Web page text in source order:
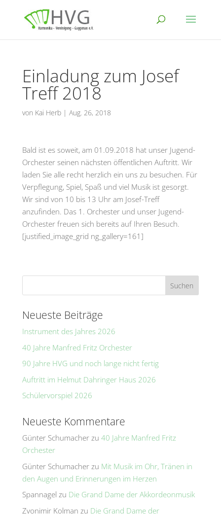
Einladung zum Josef
Treff 2018
von Kai Herb| Aug. 26, 2018
Bald ist es soweit, am 01.09.2018 hat unser Jugend-
Orchester seinen nächsten öffentlichen Auftritt. Wir
laden Sie alle recht herzlich ein uns zu besuchen. Für
Verpflegung, Spiel, Spaß und viel Musik ist gesorgt.
Wir sind von 10 bis 13 Uhr am Josef-Treff
anzufinden. Das 1. Orchester und unser Jugend-
Orchester freuen sich bereits auf Ihren Besuch.
[justified_image_grid ng_gallery=161]
Neueste Beiträge
Instrument des Jahres 2026
40 Jahre Manfred Fritz Orchester
90 Jahre HVG und noch lange nicht fertig
Auftritt im Helmut Dahringer Haus 2026
Schülervorspiel 2026
Neueste Kommentare
Günter Schumacherzu 40 Jahre Manfred Fritz
Orchester
Günter Schumacherzu Mit Musik im Ohr, Tränen in
den Augen und Erinnerungen im Herzen
Spannagel zu Die Grand Dame der Akkordeonmusik
Zvonimir Kolman zu Die Grand Dame der